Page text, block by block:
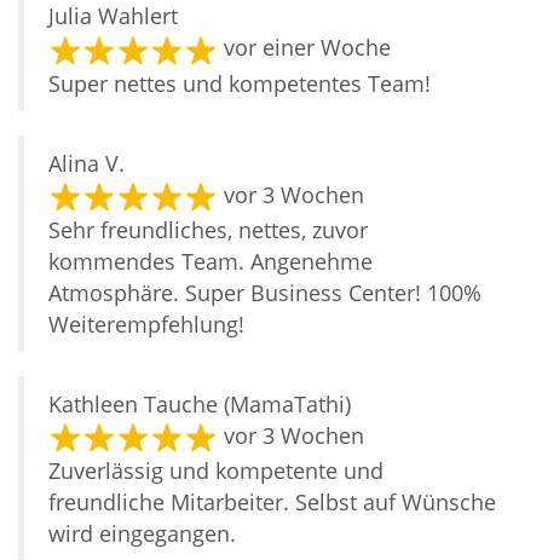
Julia Wahlert
vor einer Woche
Super nettes und kompetentes Team!
Alina V.
vor 3 Wochen
Sehr freundliches, nettes, zuvor
kommendes Team. Angenehme
Atmosphäre. Super Business Center! 100%
Weiterempfehlung!
Kathleen Tauche (MamaTathi)
vor 3 Wochen
Zuverlässig und kompetente und
freundliche Mitarbeiter. Selbst auf Wünsche
wird eingegangen.